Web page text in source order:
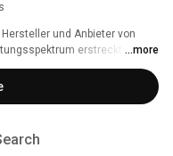
und Anbieter von
erstreckt sich
Betonteile, dichte
bis zu Vakuumformteilen.
Brennöfen und für
...more